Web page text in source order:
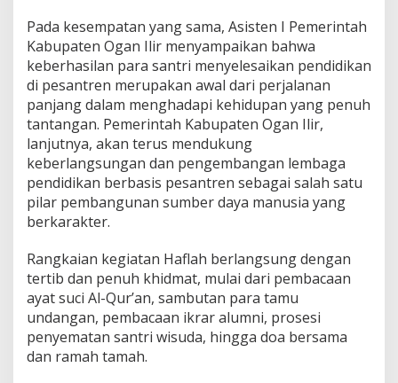
i
G
e
n
e
r
a
s
B
e
r
r
a
k
t
e
r
Pada kesempatan yang sama, Asisten I Pemerintah
Kabupaten Ogan Ilir menyampaikan bahwa
keberhasilan para santri menyelesaikan pendidikan
di pesantren merupakan awal dari perjalanan
panjang dalam menghadapi kehidupan yang penuh
tantangan. Pemerintah Kabupaten Ogan Ilir,
lanjutnya, akan terus mendukung
keberlangsungan dan pengembangan lembaga
pendidikan berbasis pesantren sebagai salah satu
pilar pembangunan sumber daya manusia yang
berkarakter.
Rangkaian kegiatan Haflah berlangsung dengan
tertib dan penuh khidmat, mulai dari pembacaan
ayat suci Al-Qur’an, sambutan para tamu
undangan, pembacaan ikrar alumni, prosesi
penyematan santri wisuda, hingga doa bersama
dan ramah tamah.